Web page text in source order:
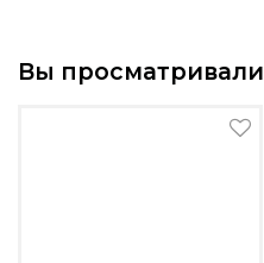
Вы просматривали